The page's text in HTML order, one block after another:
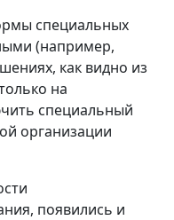
специальных
(например,
как видно из
на
специальный
организации
появились и